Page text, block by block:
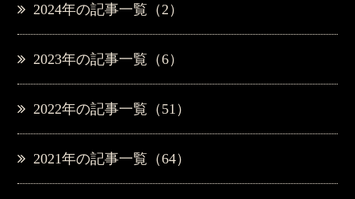
2024年の記事一覧（2）
2023年の記事一覧（6）
2022年の記事一覧（51）
2021年の記事一覧（64）